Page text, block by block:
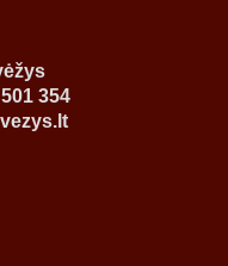
354